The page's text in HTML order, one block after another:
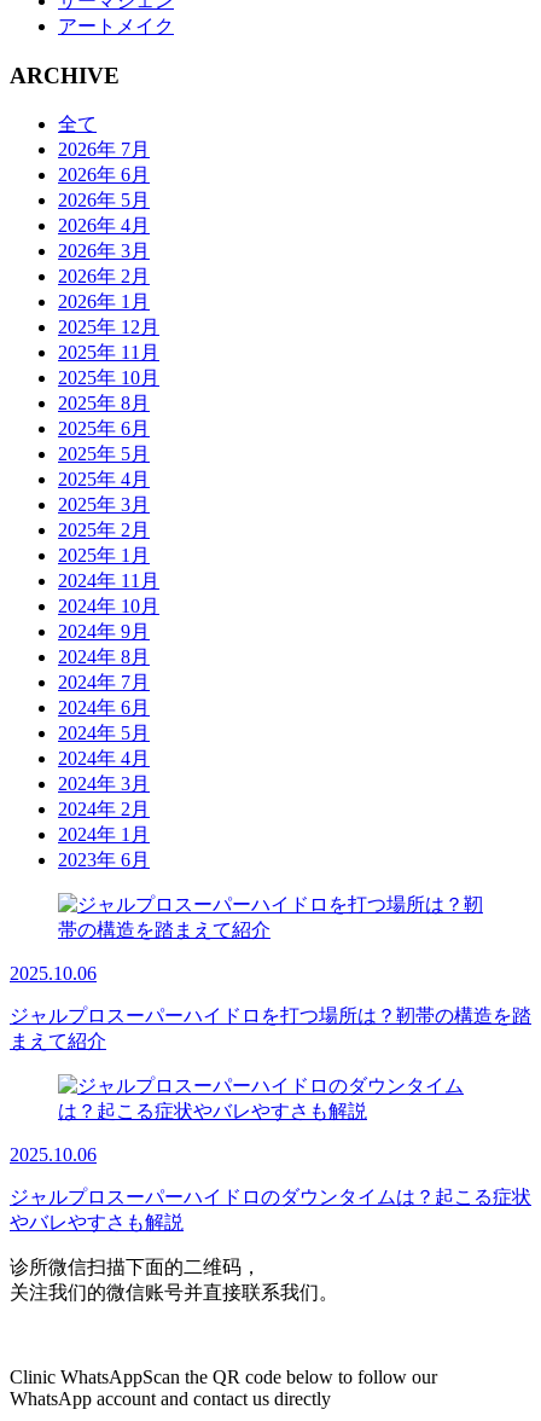
アートメイク
ARCHIVE
全て
2026年 7月
2026年 6月
2026年 5月
2026年 4月
2026年 3月
2026年 2月
2026年 1月
2025年 12月
2025年 11月
2025年 10月
2025年 8月
2025年 6月
2025年 5月
2025年 4月
2025年 3月
2025年 2月
2025年 1月
2024年 11月
2024年 10月
2024年 9月
2024年 8月
2024年 7月
2024年 6月
2024年 5月
2024年 4月
2024年 3月
2024年 2月
2024年 1月
2023年 6月
2025.10.06
ジャルプロスーパーハイドロを打つ場所は？靭帯の構造を踏
まえて紹介
2025.10.06
ジャルプロスーパーハイドロのダウンタイムは？起こる症状
やバレやすさも解説
诊所微信扫描下面的二维码，
关注我们的微信账号并直接联系我们。
Clinic WhatsAppScan the QR code below to follow our
WhatsApp account and contact us directly